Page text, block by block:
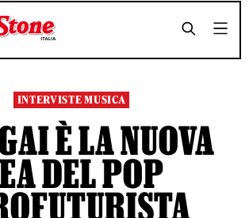
7 MINUTI SHARE
7 MINUTI SHARE
INTERVISTE MUSICA
È LA NUOVA
DEL POP